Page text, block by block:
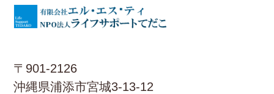
〒901-2126
沖縄県浦添市宮城3-13-12